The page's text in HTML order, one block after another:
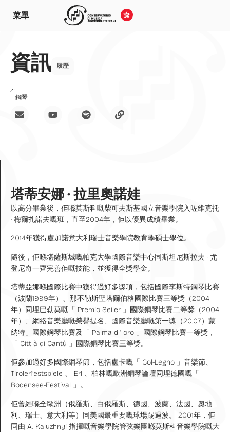
菜單
資訊 履歷
教導
鋼琴
塔蒂安娜 · 拉里奧諾娃
以高分畢業後，佢喺莫斯科嘅柴可夫斯基國立音樂學院入咗維克托
· 梅爾扎諾夫嘅班，直至2004年，佢以優異成績畢業。
2014年獲得盧加諾意大利瑞士音樂學院教育學碩士學位。
隨後，佢喺堪薩斯城嘅帕克大學國際音樂中心同斯坦尼斯拉夫 · 尤
登尼奇一齊完善佢嘅技能，並獲得全獎學金。
塔蒂亞娜喺國際比賽中獲得過好多獎項，包括國際李斯特鋼琴比賽
（波蘭1999年）、那不勒斯聖塔爾伯格國際比賽三等獎（2004
年）同埋巴勒莫嘅「 Premio Seiler 」國際鋼琴比賽二等獎（2004
年）、網絡音樂廳嘅榮譽提名、國際音樂廳嘅第一獎（20.07）蒙
納特」國際鋼琴比賽及「 Palma d ' oro 」國際鋼琴比賽一等獎，
「 Citt à di Cantù 」國際鋼琴比賽三等獎。
佢參加過好多國際鋼琴節，包括盧卡嘅「 Col-Legno 」音樂節、
Tirolerfestspiele 、 Erl 、柏林嘅歐洲鋼琴論壇同埋德國嘅「
Bodensee-Festival 」。
佢曾經喺全歐洲（俄羅斯、白俄羅斯、德國、波蘭、法國、奧地
利、瑞士、意大利等）同美國最重要嘅球場踢過波。 2001年，佢
同由 A. Kaluzhnyi 指揮嘅音樂學院管弦樂團喺莫斯科音樂學院嘅大